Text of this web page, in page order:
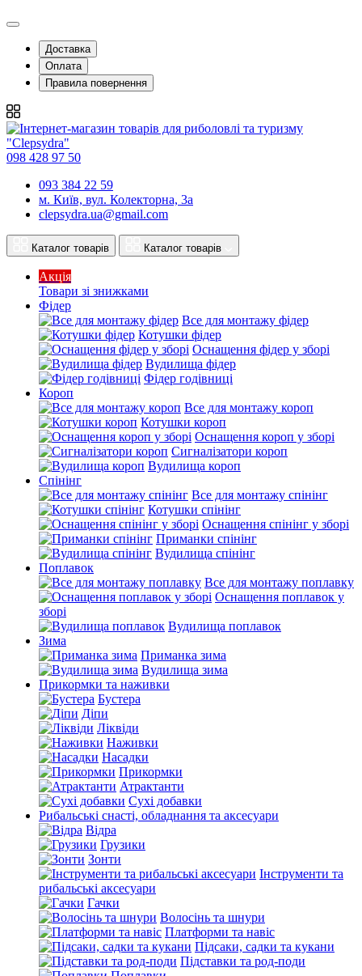
Доставка
Оплата
Правила повернення
098 428 97 50
093 384 22 59
м. Київ, вул. Колекторна, 3а
clepsydra.ua@gmail.com
Каталог товарів Каталог товарів
Акція
Товари зі знижками
Фідер
Все для монтажу фідер
Котушки фідер
Оснащення фідер у зборі
Вудилища фідер
Фідер годівниці
Короп
Все для монтажу короп
Котушки короп
Оснащення короп у зборі
Сигналізатори короп
Вудилища короп
Спінінг
Все для монтажу спінінг
Котушки спінінг
Оснащення спінінг у зборі
Приманки спінінг
Вудилища спінінг
Поплавок
Все для монтажу поплавку
Оснащення поплавок у
зборі
Вудилища поплавок
Зима
Приманка зима
Вудилища зима
Прикормки та наживки
Бустера
Діпи
Ліквіди
Наживки
Насадки
Прикормки
Атрактанти
Сухі добавки
Рибальські снасті, обладнання та аксесуари
Відра
Грузики
Зонти
Інструменти та
рибальські аксесуари
Гачки
Волосінь та шнури
Платформи та навіс
Підсаки, садки та кукани
Підставки та род-поди